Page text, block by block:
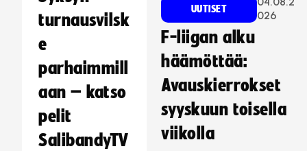
turnausvilsk
e
parhaimmill
aan – katso
pelit
SalibandyTV
UUTISET
026
F-liigan alku
häämöttää:
Avauskierrokset
syyskuun toisella
viikolla